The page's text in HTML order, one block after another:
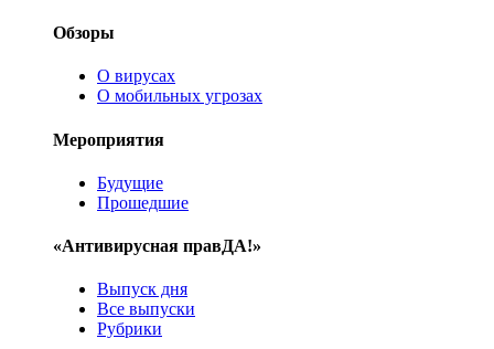
Обзоры
О вирусах
О мобильных угрозах
Мероприятия
Будущие
Прошедшие
«Антивирусная правДА!»
Выпуск дня
Все выпуски
Рубрики